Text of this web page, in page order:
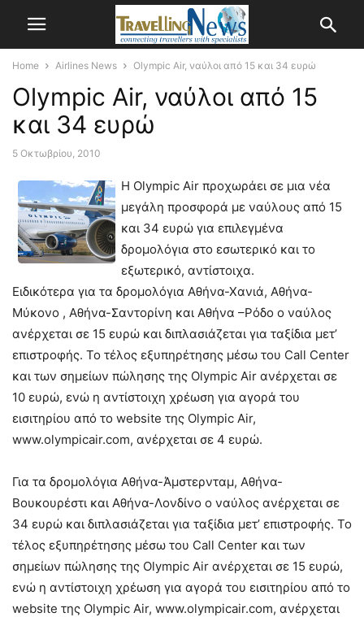
Home Airlines News Olympic Air, ναύλοι από 15 και 34 ευρώ
Olympic Air, ναύλοι από 15
και 34 ευρώ
5 Οκτωβρίου, 2010
Η Olympic Air προχωράει σε μια νέα
μεγάλη προσφορά με ναύλους από 15
και 34 ευρώ για επιλεγμένα
δρομολόγια στο εσωτερικό και το
εξωτερικό, αντίστοιχα.
Ειδικότερα για τα δρομολόγια Αθήνα-Χανιά, Αθήνα-
Μύκονο , Αθήνα-Σαντορίνη και Αθήνα –Ρόδο ο ναύλος
ανέρχεται σε 15 ευρώ και διπλασιάζεται για ταξίδια μετ’
επιστροφής. Το τέλος εξυπηρέτησης μέσω του Call Center
και των σημείων πώλησης της Olympic Air ανέρχεται σε
10 ευρώ, ενώ η αντίστοιχη χρέωση για αγορά του
εισιτηρίου από το website της Olympic Air,
www.olympicair.com, ανέρχεται σε 4 ευρώ.
Για τα δρομολόγια Αθήνα-Άμστερνταμ, Αθήνα-
Βουκουρέστι και Αθήνα-Λονδίνο o ναύλος ανέρχεται σε
34 ευρώ και διπλασιάζεται για ταξίδια μετ’ επιστροφής. Το
τέλος εξυπηρέτησης μέσω του Call Center και των
σημείων πώλησης της Olympic Air ανέρχεται σε 15 ευρώ,
ενώ η αντίστοιχη χρέωση για αγορά του εισιτηρίου από το
website της Olympic Air, www.olympicair.com, ανέρχεται